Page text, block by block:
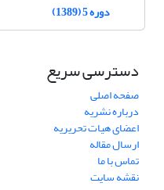
دوره 5 (1389)
دسترسی سریع
صفحه اصلی
درباره نشریه
اعضای هیات تحریریه
ارسال مقاله
تماس با ما
نقشه سایت